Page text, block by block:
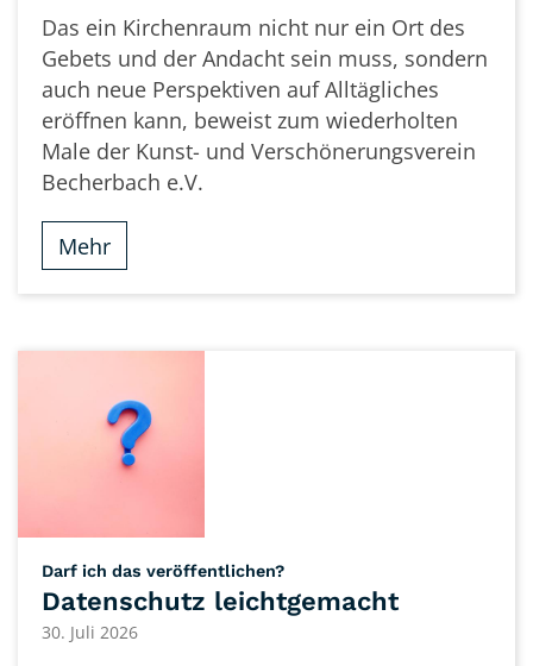
Das ein Kirchenraum nicht nur ein Ort des
Gebets und der Andacht sein muss, sondern
auch neue Perspektiven auf Alltägliches
eröffnen kann, beweist zum wiederholten
Male der Kunst- und Verschönerungsverein
Becherbach e.V.
Mehr
Darf ich das veröffentlichen?:
Datenschutz leichtgemacht
30. Juli 2026